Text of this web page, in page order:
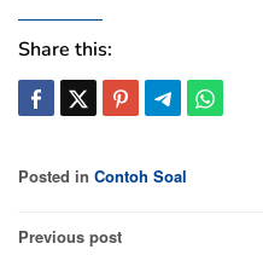
Share this:
Posted in Contoh Soal
Post
Previous post